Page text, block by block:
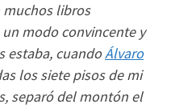
muchos libros
modo convincente y
estaba, cuandoÁlvaro
los siete pisos de mi
separó del montón el